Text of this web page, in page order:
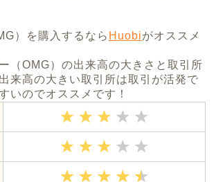
）を購入するなら Huobiがオススメ
（OMG）の出来高の大きさと取引所
来高の大きい取引所は取引が活発で
いのでオススメです！